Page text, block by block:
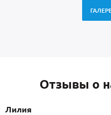
Отзывы о
Лилия